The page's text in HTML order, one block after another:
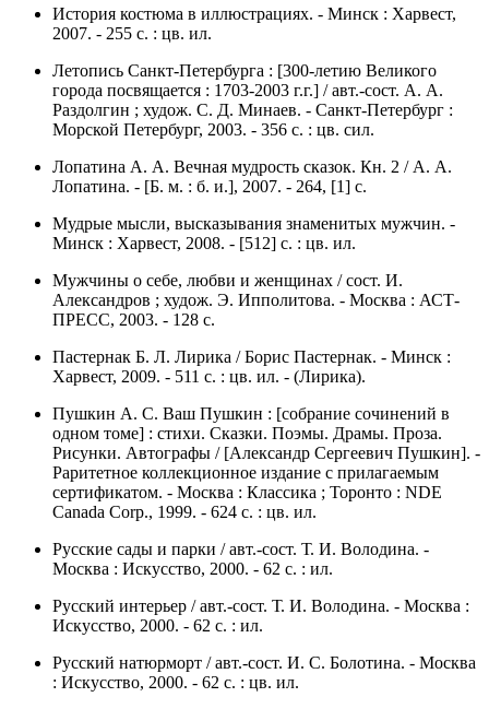
История костюма в иллюстрациях. - Минск : Харвест,
2007. - 255 с. : цв. ил.
Летопись Санкт-Петербурга : [300-летию Великого
города посвящается : 1703-2003 г.г.] / авт.-сост. А. А.
Раздолгин ; худож. С. Д. Минаев. - Санкт-Петербург :
Морской Петербург, 2003. - 356 с. : цв. cил.
Лопатина А. А. Вечная мудрость сказок. Кн. 2 / А. А.
Лопатина. - [Б. м. : б. и.], 2007. - 264, [1] с.
Мудрые мысли, высказывания знаменитых мужчин. -
Минск : Харвест, 2008. - [512] с. : цв. ил.
Мужчины о себе, любви и женщинах / сост. И.
Александров ; худож. Э. Ипполитова. - Москва : АСТ-
ПРЕСС, 2003. - 128 с.
Пастернак Б. Л. Лирика / Борис Пастернак. - Минск :
Харвест, 2009. - 511 с. : цв. ил. - (Лирика).
Пушкин А. С. Ваш Пушкин : [собрание сочинений в
одном томе] : стихи. Сказки. Поэмы. Драмы. Проза.
Рисунки. Автографы / [Александр Сергеевич Пушкин]. -
Раритетное коллекционное издание с прилагаемым
сертификатом. - Москва : Классика ; Торонто : NDE
Canada Corp., 1999. - 624 с. : цв. ил.
Русские сады и парки / авт.-сост. Т. И. Володина. -
Москва : Искусство, 2000. - 62 с. : ил.
Русский интерьер / авт.-сост. Т. И. Володина. - Москва :
Искусство, 2000. - 62 с. : ил.
Русский натюрморт / авт.-сост. И. С. Болотина. - Москва
: Искусство, 2000. - 62 с. : цв. ил.